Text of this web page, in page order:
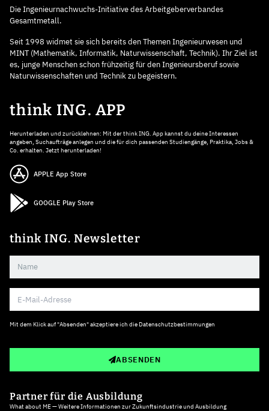
Die Ingenieurnachwuchs-Initiative des Arbeitgeberverbandes
Gesamtmetall.
Seit 1998 widmet sie sich bereits den Themen Ingenieurwesen und
MINT (Mathematik, Informatik, Naturwissenschaft, Technik). Ihr Ziel ist
es, junge Menschen schon frühzeitig für den Ingenieursberuf sowie
Naturwissenschaften und Technik zu begeistern.
think ING. APP
Herunterladen und zurücklehnen: Mit der think ING. App kannst du deine Interessen
angeben, Suchaufträge anlegen und die für dich passenden Studiengänge, Praktika, Jobs &
Co. erhalten. Jetzt herunterladen!
APPLE App Store
GOOGLE Play Store
think ING. Newsletter
Mit dem Klick auf "Absenden" akzeptiere ich die Datenschutzbestimmungen
ABSENDEN
Partner für die Ausbildung
What about ME — Weitere Informationen zur Zukunftsindustrie und Ausbildung